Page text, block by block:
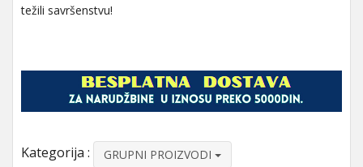
težili savršenstvu!
Kategorija : GRUPNI PROIZVODI